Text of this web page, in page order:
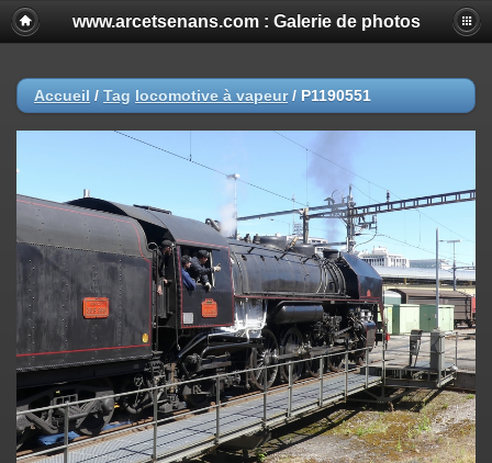
www.arcetsenans.com : Galerie de photos
Accueil / Tag locomotive à vapeur/ P1190551